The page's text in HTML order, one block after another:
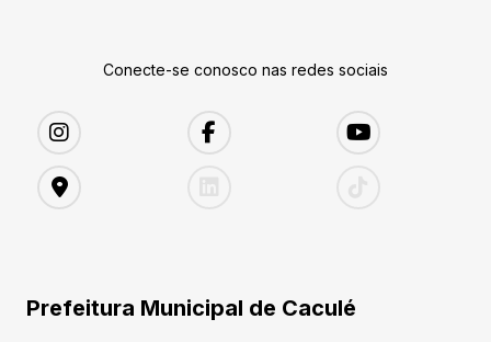
Conecte-se conosco nas redes sociais
Prefeitura Municipal de Caculé